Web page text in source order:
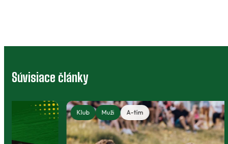
Súvisiace články
Muži A-tím